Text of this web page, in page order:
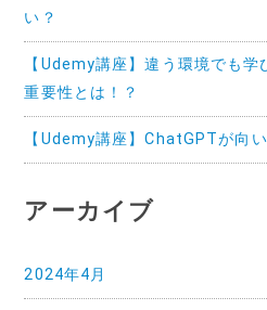
い？
【Udemy講座】違う環境でも
重要性とは！？
【Udemy講座】ChatGPTが向
アーカイブ
2024年4月